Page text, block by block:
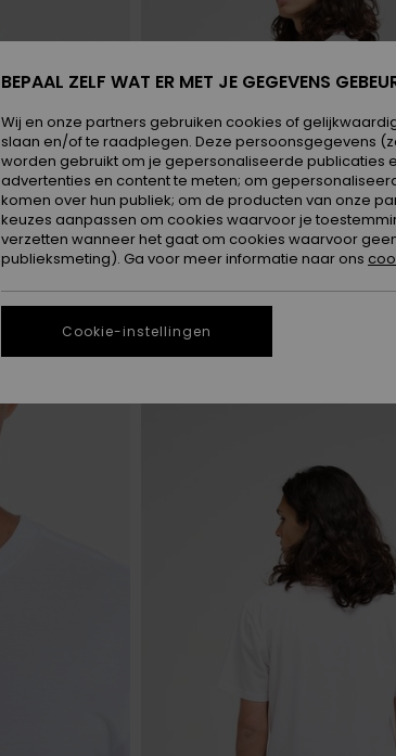
BEPAAL ZELF WAT ER MET JE GEGEVENS
Wij en onze partners gebruiken cookies of
slaan en/of te raadplegen. Deze persoonsgegevens
worden gebruikt om je gepersonaliseerde publicaties
advertenties en content te meten; om
komen over hun publiek; om de producten van onze
keuzes aanpassen om cookies waarvoor je
verzetten wanneer het gaat om cookies waarvoor
publieksmeting). Ga voor meer informatie naar ons
Cookie-instellingen